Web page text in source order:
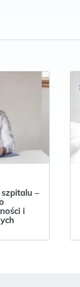
–
i